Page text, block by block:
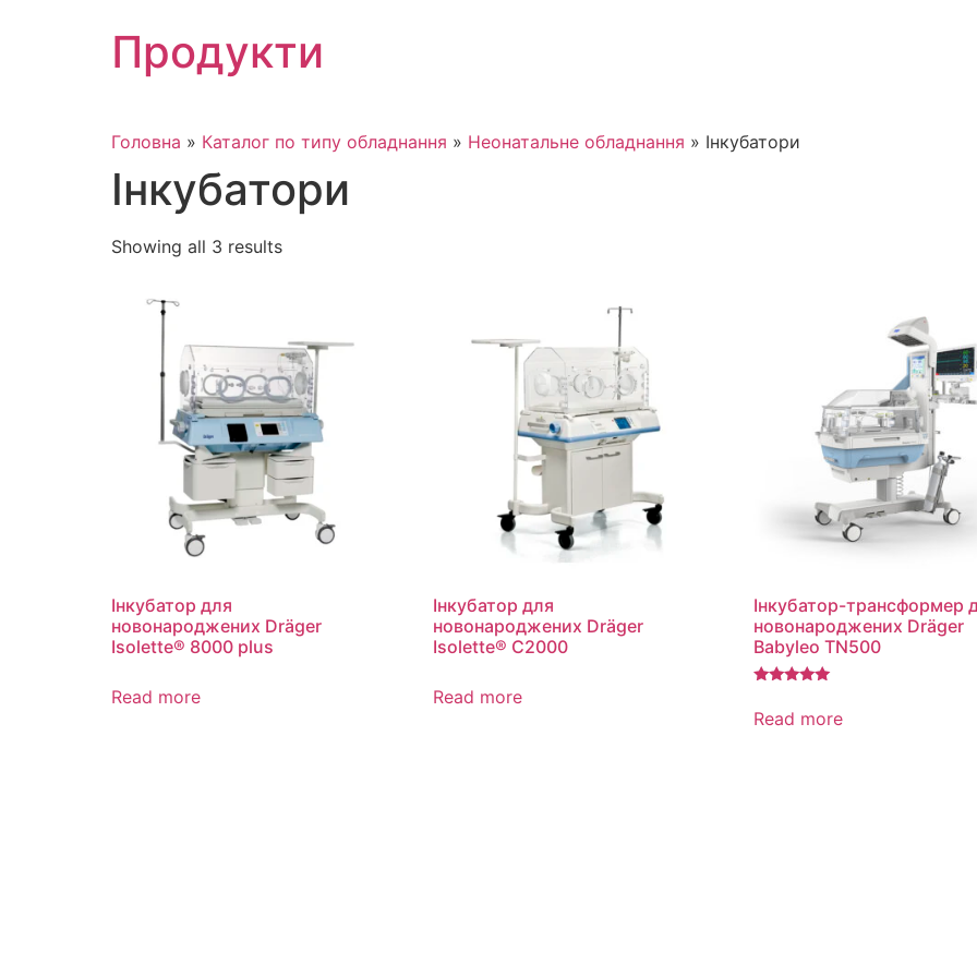
Продукти
Головна » Каталог по типу обладнання » Неонатальне обладнання » Інкубатори
Інкубатори
Showing all 3 results
Інкубатор для
новонароджених Dräger
Isolette® 8000 plus
Read more
Інкубатор для
новонароджених Dräger
Isolette® C2000
Read more
Інкубатор-трансформер
новонароджених Dräger
Babyleo TN500
5.00
out of 5
Read more